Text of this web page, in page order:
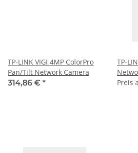
TP-LINK VIGI 4MP ColorPro
Pan/Tilt Network Camera
314,86 € *
TP-
Preis